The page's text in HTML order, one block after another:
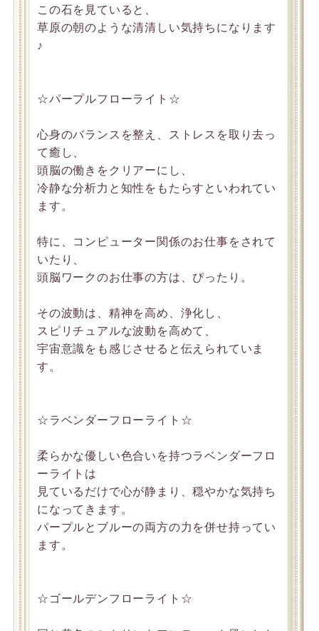
この石を見ていると、
草原の朝のような清清しい気持ちになります
♪
☆パープルフローライト☆
心身のバランスを整え、ストレスを取り去っ
て癒し、
頭脳の働きをクリアーにし、
冷静な分析力と知性をもたらすといわれてい
ます。
特に、コンピューター関係のお仕事をされて
いたり、
頭脳ワークのお仕事の方は、ぴったり。
その波動は、精神を高め、浄化し、
スピリチュアルな波動を高めて、
宇宙意識をも感じさせると伝えられていま
す。
☆ラベンダーフローライト☆
柔らかな優しい色合いを持つラベンダーフロ
ーライトは
見ているだけで心が静まり、穏やかな気持ち
になってきます。
パープルとブルーの両方の力を併せ持ってい
ます。
☆ゴールデンフローライト☆